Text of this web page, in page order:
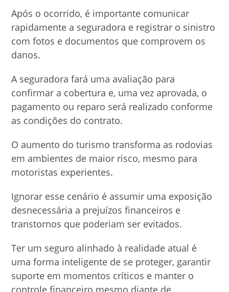
Após o ocorrido, é importante comunicar
rapidamente a seguradora e registrar o sinistro
com fotos e documentos que comprovem os
danos.
A seguradora fará uma avaliação para
confirmar a cobertura e, uma vez aprovada, o
pagamento ou reparo será realizado conforme
as condições do contrato.
O aumento do turismo transforma as rodovias
em ambientes de maior risco, mesmo para
motoristas experientes.
Ignorar esse cenário é assumir uma exposição
desnecessária a prejuízos financeiros e
transtornos que poderiam ser evitados.
Ter um seguro alinhado à realidade atual é
uma forma inteligente de se proteger, garantir
suporte em momentos críticos e manter o
controle financeiro mesmo diante de